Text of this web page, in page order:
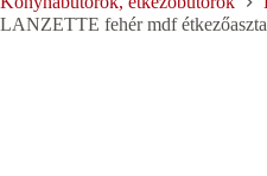
LANZETTE fehér mdf